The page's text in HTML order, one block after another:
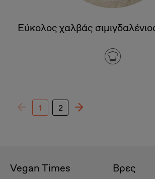
Εύκολος χαλβάς
1 2
Vegan Times Βρες